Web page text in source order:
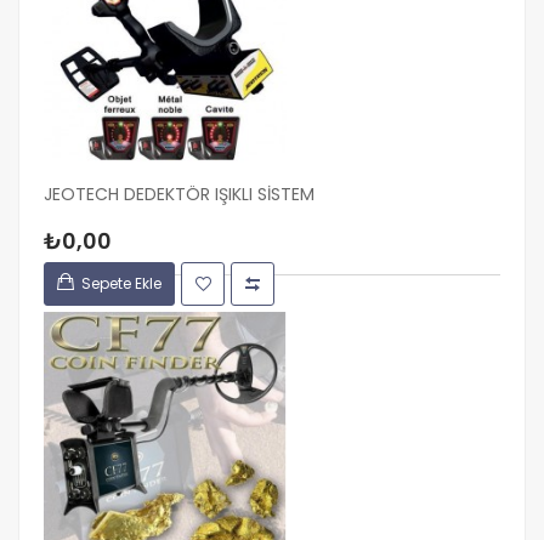
JEOTECH DEDEKTÖR IŞIKLI SİSTEM
₺0,00
Sepete Ekle